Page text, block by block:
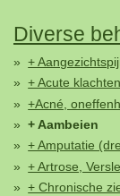
Diverse
+
+ Acute
+Acné,
+ Aambeien
+ Amputatie
+ Artrose,
+ Chronische